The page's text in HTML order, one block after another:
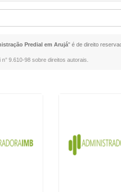
Predial em Arujá" é de direito
n° 9.610-98 sobre direitos autorais